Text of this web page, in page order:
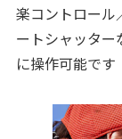
楽コントロー
ートシャッター
に操作可能です